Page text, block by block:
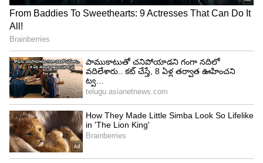
rohit 1
రోహిత్ శర్మ
ఈ ఏడాది ఇప్పటివరకు 34 అంతర్జాతీయ మ్యాచ్‌ల్లో రోహిత్